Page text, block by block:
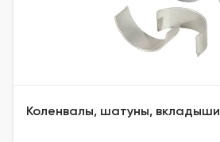
Коленвалы, шатуны, вкладыши